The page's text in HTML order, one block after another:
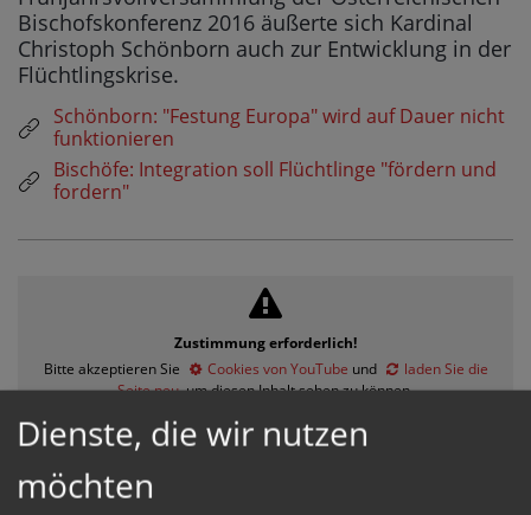
Bischofskonferenz 2016 äußerte sich Kardinal
Christoph Schönborn auch zur Entwicklung in der
Flüchtlingskrise.
Schönborn: "Festung Europa" wird auf Dauer nicht
funktionieren
Bischöfe: Integration soll Flüchtlinge "fördern und
fordern"
Zustimmung erforderlich!
Bitte akzeptieren Sie
Cookies von YouTube und
laden Sie die
Seite neu, um diesen Inhalt sehen zu können.
Kardinal Schönborn zur Missbrauch &
Prävention
Dienste, die wir nutzen
möchten